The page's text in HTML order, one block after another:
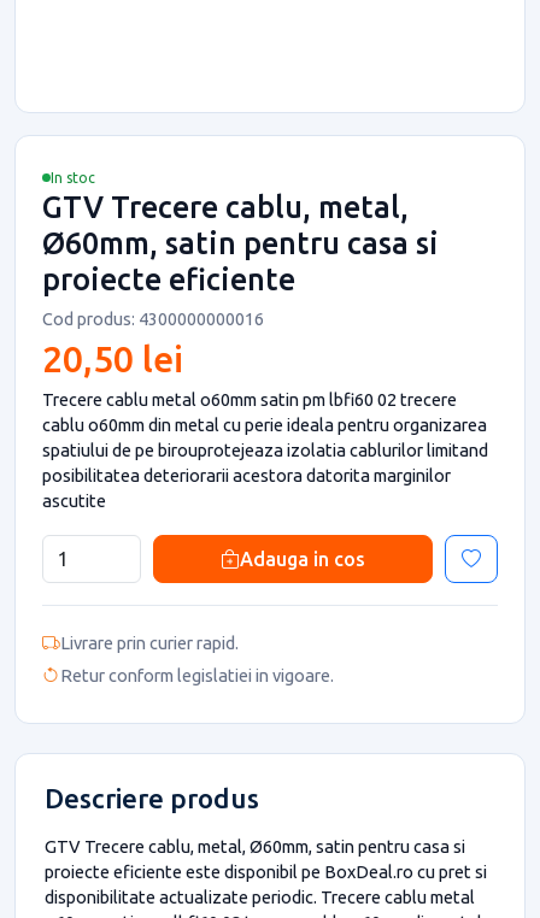
In stoc
GTV Trecere cablu, metal,
Ø60mm, satin pentru casa si
proiecte eficiente
Cod produs: 4300000000016
20,50 lei
Trecere cablu metal o60mm satin pm lbfi60 02 trecere
cablu o60mm din metal cu perie ideala pentru organizarea
spatiului de pe birouprotejeaza izolatia cablurilor limitand
posibilitatea deteriorarii acestora datorita marginilor
ascutite
Adauga in cos
Livrare prin curier rapid.
Retur conform legislatiei in vigoare.
Descriere produs
GTV Trecere cablu, metal, Ø60mm, satin pentru casa si
proiecte eficiente este disponibil pe BoxDeal.ro cu pret si
disponibilitate actualizate periodic. Trecere cablu metal